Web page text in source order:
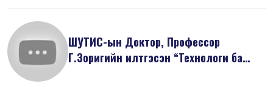
ШУТИС-ын Доктор, Профессор
Г.Зоригийн илтгэсэн “Технологи ба